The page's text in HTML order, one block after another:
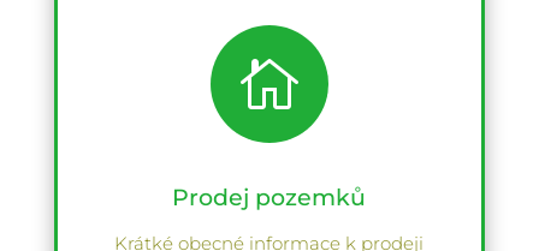

Prodej pozemků
Krátké obecné informace k prodeji